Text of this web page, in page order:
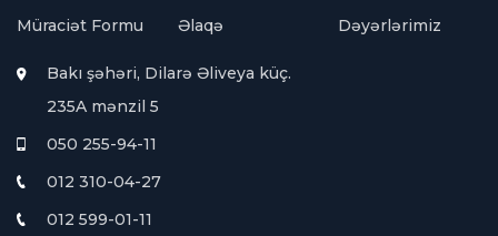
Müraciət Formu
Əlaqə
Dəyərlərimiz
Bakı şəhəri, Dilarə Əliveya küç.
235A mənzil 5
050 255-94-11
012 310-04-27
012 599-01-11